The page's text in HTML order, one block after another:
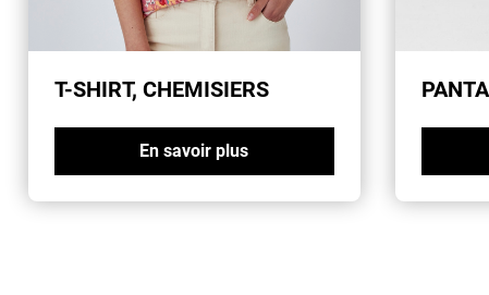
T-SHIRT, CHEMISIERS
En savoir plus